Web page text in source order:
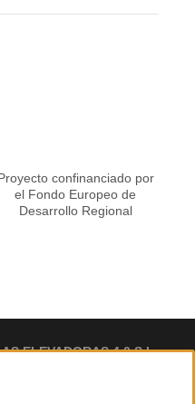
confinanciado por
el Fondo Europeo de
Desarrollo Regional
ELEVADORAS 4.0 S.L.
servicio técnico de carretillas
y desinfección, manipulación